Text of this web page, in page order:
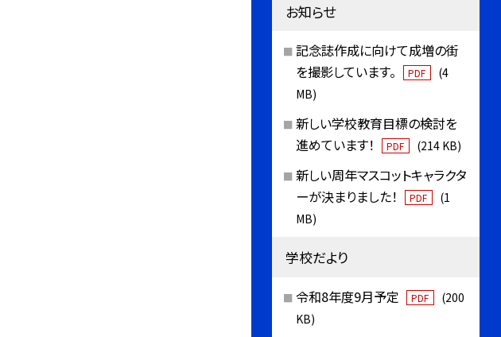
お知らせ
記念誌作成に向けて成増の街
を撮影しています。
PDF
(4
MB)
新しい学校教育目標の検討を
進めています！
PDF (214 KB)
新しい周年マスコットキャラクタ
ーが決まりました！
PDF
(1
MB)
学校だより
令和8年度9月予定 PDF
(200
KB)